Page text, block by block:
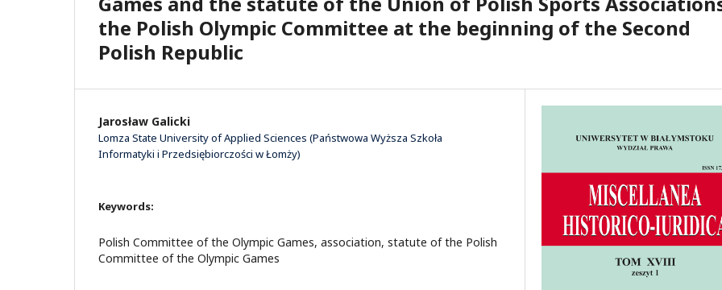
the Polish Olympic Committee at the beginning of the Second
Polish Republic
Jarosław Galicki
Lomza State University of Applied Sciences (Państwowa Wyższa Szkoła
Informatyki i Przedsiębiorczości w Łomży)
Keywords:
Polish Committee of the Olympic Games, association, statute of the Polish
Committee of the Olympic Games